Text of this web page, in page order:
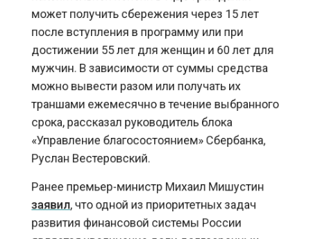
может получить сбережения через 15 лет
после вступления в программу или при
достижении 55 лет для женщин и 60 лет для
мужчин. В зависимости от суммы средства
можно вывести разом или получать их
траншами ежемесячно в течение выбранного
срока, рассказал руководитель блока
«Управление благосостоянием» Сбербанка,
Руслан Вестеровский.
Ранее премьер-министр Михаил Мишустин
, что одной из приоритетных задач
развития финансовой системы России